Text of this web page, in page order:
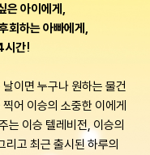
은 아이에게,
회하는 아빠에게,
시간!
이면 누구나 원하는 물건
어 이승의 소중한 이에게
는 이승 텔레비전, 이승의
고 최근 출시된 하루의